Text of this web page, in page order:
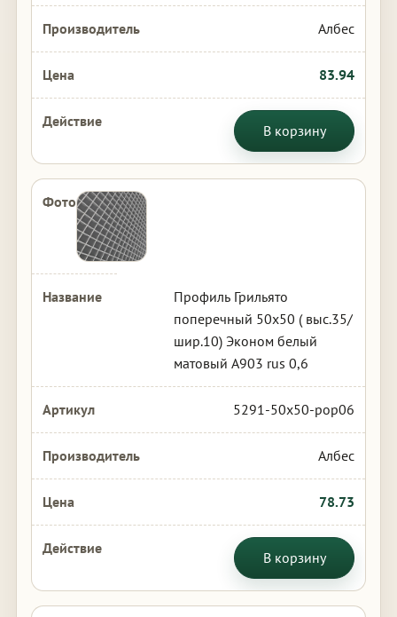
Албес
83.94
В корзину
Профиль Грильято
поперечный 50х50 ( выс.35/
шир.10) Эконом белый
матовый А903 rus 0,6
5291-50x50-pop06
Албес
78.73
В корзину